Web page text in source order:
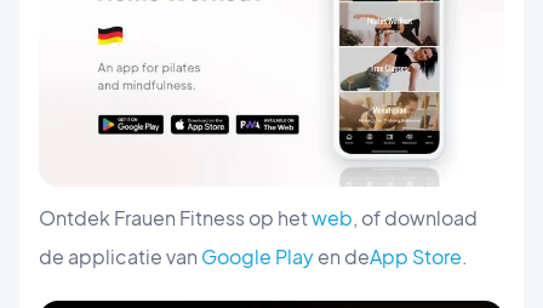
Ontdek Frauen Fitness op hetweb, of download
de applicatie van Google Playen deApp Store.